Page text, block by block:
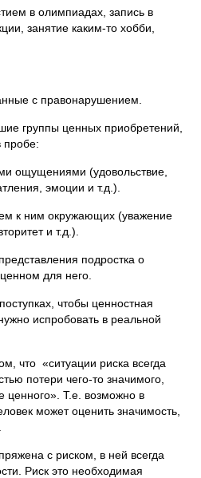
в олимпиадах, запись в
занятие каким-то хобби,
с правонарушением.
группы ценных приобретений,
пробе:
ощущениями (удовольствие,
эмоции и т.д.).
к ним окружающих (уважение
и т.д.).
подростка о
для него.
чтобы ценностная
испробовать в реальной
что «ситуации риска всегда
потери чего-то значимого,
ценного». Т.е. возможно в
может оценить значимость,
с риском, в ней всегда
Риск это необходимая